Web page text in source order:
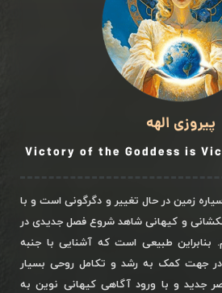
پیروزی الهه
Victory of the Goddess is
زمین در حال تغییر و دگرگونی است و با
و کیهانی شاهد شروع فصل جدیدی در
طبیعی است که آشنایی با جنبه
جهت کمک به رشد و تکامل روحی بسیار
جدید و با ورود آگاهی کیهانی نوین به